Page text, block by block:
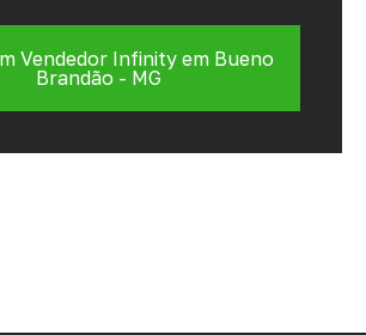
Vendedor Infinity em Bueno
Brandão - MG